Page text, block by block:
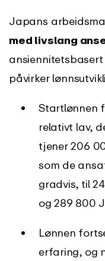
Japans
med livslang
ansiennitetsbasert
påvirker
Startlønnen
relativt lav,
tjener 206
som de
gradvis, til
og 289 800
Lønnen
erfaring, og